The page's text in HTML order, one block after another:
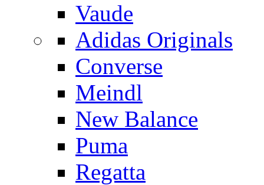
Vaude
Adidas Originals
Converse
Meindl
New Balance
Puma
Regatta